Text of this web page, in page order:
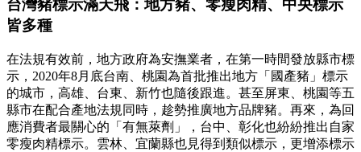
台灣豬標示滿天飛：地方豬、零瘦肉精、中央標示
皆多種
在法規有效前，地方政府為安撫業者，在第一時間發放縣市標
示，2020年8月底台南、桃園為首批推出地方「國產豬」標示
的城市，高雄、台東、新竹也隨後跟進。甚至屏東、桃園等五
縣市在配合產地法規同時，趁勢推廣地方品牌豬。再來，為回
應消費者最關心的「有無萊劑」，台中、彰化也紛紛推出自家
零瘦肉精標示。雲林、宜蘭縣也見得到類似標示，更增添標示